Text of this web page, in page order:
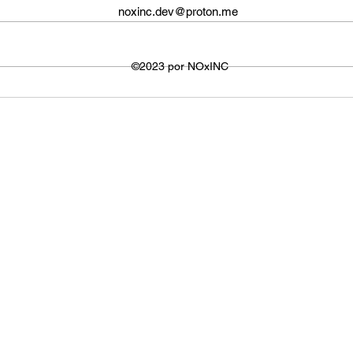
O tamanho da tela do YouTube
utilizada para visualizar os
de
noxinc.dev@proton.me
©2023 por NOxINC